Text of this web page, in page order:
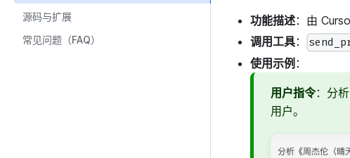
源码与扩展
常见问题（FAQ）
功能描述：由
调用工具：
使用示例 ：
用户指令：分
用户。